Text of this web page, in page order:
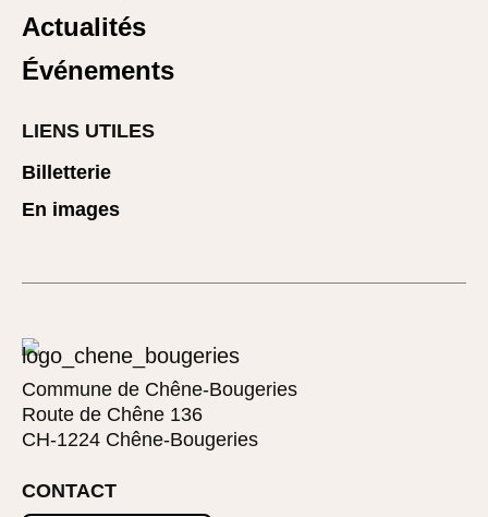
Actualités
Événements
LIENS UTILES
Billetterie
En images
Commune de Chêne-Bougeries
Route de Chêne 136
CH-1224 Chêne-Bougeries
CONTACT